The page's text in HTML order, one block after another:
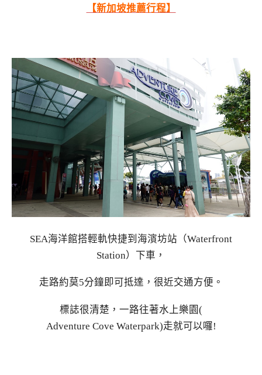
【新加坡推薦行程】
SEA海洋館搭輕軌快捷到海濱坊站（Waterfront
Station）下車，
走路約莫5分鐘即可抵達，很近交通方便。
標誌很清楚，一路往著水上樂園(
Adventure Cove Waterpark)走就可以囉!